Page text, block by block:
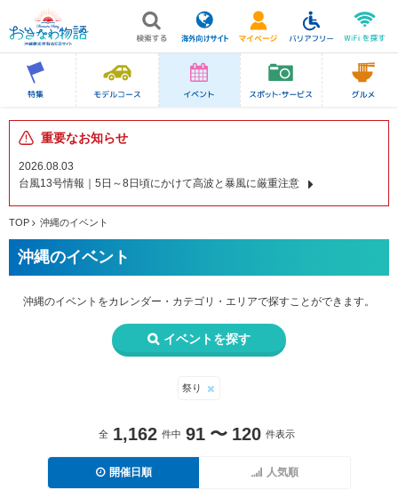
重要なお知らせ
2026.08.03
台風13号情報｜5日～8日頃にかけて高波と暴風に厳重注意
TOP 沖縄のイベント
沖縄のイベント
沖縄のイベントをカレンダー・カテゴリ・エリアで探すことができます。
イベントを探す
祭り
全 1,162 件中 91 〜 120 件表示
開催日順 人気順